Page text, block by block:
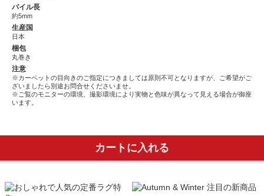
パイル長
約5mm
生産国
日本
梱包
丸巻き
注意
※カーペットの目向きのご指定につきましては原則不可となりますが、ご希望がご
ざいましたら別途お問合せくださいませ。
※ご覧のモニターの環境、撮影環境により実物と色味が異なって見える場合が御座
います。
カートに入れる